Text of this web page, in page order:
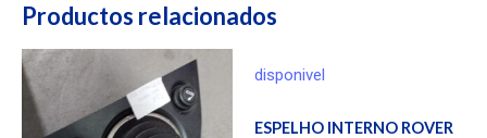
Productos relacionados
disponivel
ESPELHO INTERNO ROVER